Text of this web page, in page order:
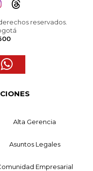
reservados.
Alta Gerencia
Asuntos Legales
Empresarial